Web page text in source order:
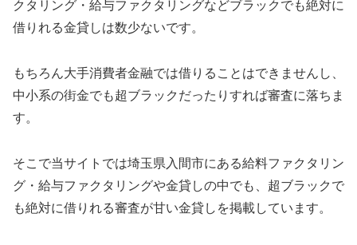
クタリング・給与ファクタリングなどブラックでも絶対に
借りれる金貸しは数少ないです。
もちろん大手消費者金融では借りることはできませんし、
中小系の街金でも超ブラックだったりすれば審査に落ちま
す。
そこで当サイトでは埼玉県入間市にある給料ファクタリン
グ・給与ファクタリングや金貸しの中でも、超ブラックで
も絶対に借りれる審査が甘い金貸しを掲載しています。